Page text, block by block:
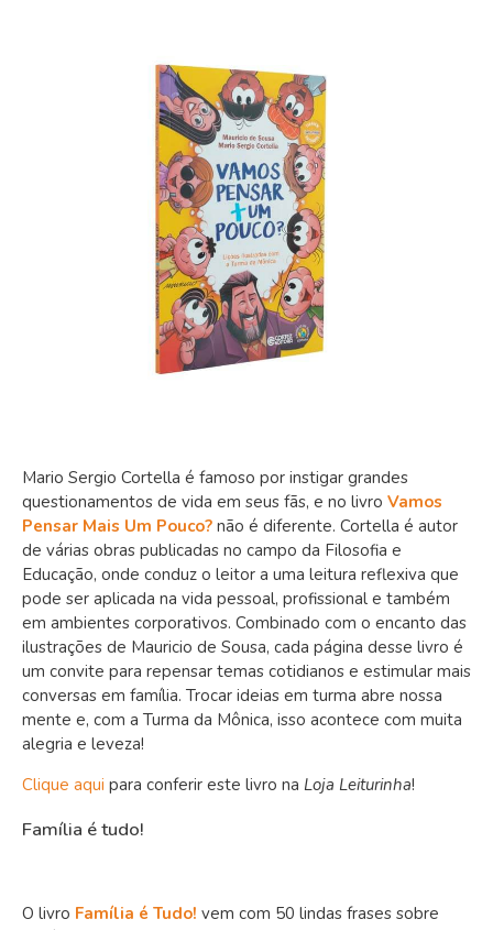
Mario Sergio Cortella é famoso por instigar grandes
questionamentos de vida em seus fãs, e no livro Vamos
Pensar Mais Um Pouco? não é diferente. Cortella é autor
de várias obras publicadas no campo da Filosofia e
Educação, onde conduz o leitor a uma leitura reflexiva que
pode ser aplicada na vida pessoal, profissional e também
em ambientes corporativos. Combinado com o encanto das
ilustrações de Mauricio de Sousa, cada página desse livro é
um convite para repensar temas cotidianos e estimular mais
conversas em família. Trocar ideias em turma abre nossa
mente e, com a Turma da Mônica, isso acontece com muita
alegria e leveza!
Clique aqui para conferir este livro na Loja Leiturinha!
Família é tudo!
O livro Família é Tudo! vem com 50 lindas frases sobre